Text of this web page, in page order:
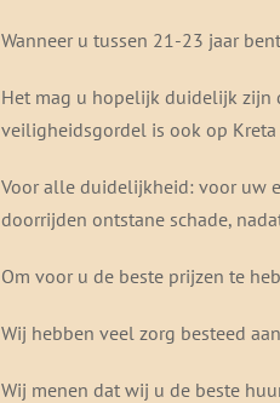
Wanneer u tussen 21-23 jaar
Het mag u hopelijk duidelijk zijn
veiligheidsgordel is ook op
Voor alle duidelijkheid: voor uw
doorrijden ontstane schade,
Om voor u de beste prijzen te
Wij hebben veel zorg besteed
Wij menen dat wij u de beste